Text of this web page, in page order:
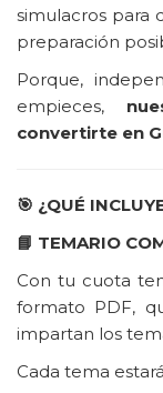
simulacros para
preparación
Porque,
empieces,
convertirte en
🎯 ¿QUÉ
📘 TEMARIO
Con tu cuota
formato PDF,
impartan los
Cada tema